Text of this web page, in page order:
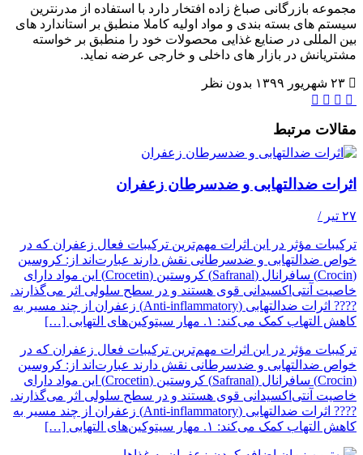
مجموعه بازرگانی صباغ زاده افتخار دارد با استفاده از مدرنترین
سیستم های بسته بندی و مواد اولیه کاملا منطبق بر استاندارد های
بین المللی در صنایع غذایی محصولات خود را منطبق بر خواسته
مشتریانش در بازار های داخلی و خارجی عرضه نماید.
بدون نظر
مقالات مرتبط
اثرات ضدالتهابی و ضدسرطان زعفران
۲۷ تیر /
ترکیبات مؤثر در این اثرات مهم‌ترین ترکیبات فعال زعفران که در
خواص ضدالتهابی و ضدسرطانی نقش دارند عبارت‌اند از: کروسین
(Crocin) سافرانال (Safranal) کروستین (Crocetin) این مواد دارای
خاصیت آنتی‌اکسیدانی قوی هستند و در سطح سلولی اثر می‌گذارند.
???? اثرات ضدالتهابی (Anti-inflammatory) زعفران از چند مسیر به
کاهش التهاب کمک می‌کند: ۱. مهار سیتوکین‌های التهابی […]
ترکیبات مؤثر در این اثرات مهم‌ترین ترکیبات فعال زعفران که در
خواص ضدالتهابی و ضدسرطانی نقش دارند عبارت‌اند از: کروسین
(Crocin) سافرانال (Safranal) کروستین (Crocetin) این مواد دارای
خاصیت آنتی‌اکسیدانی قوی هستند و در سطح سلولی اثر می‌گذارند.
???? اثرات ضدالتهابی (Anti-inflammatory) زعفران از چند مسیر به
کاهش التهاب کمک می‌کند: ۱. مهار سیتوکین‌های التهابی […]